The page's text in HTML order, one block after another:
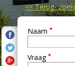
<<Terug-
Naam *
Vraag *